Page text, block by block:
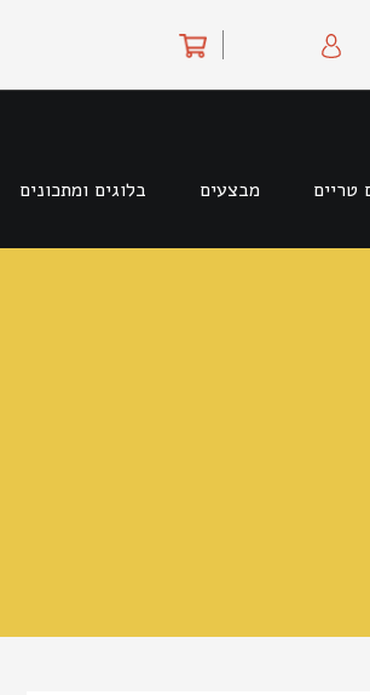
טריים מבצעים בלוגים ומתכונים